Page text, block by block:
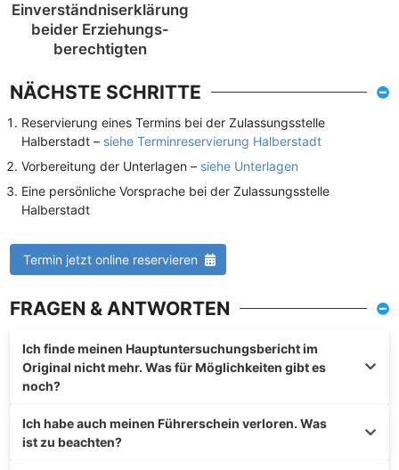
Einverständnis­erklärung
beider Erziehungs­
berechtigten
NÄCHSTE SCHRITTE
Reservierung eines Termins bei der Zulassungsstelle
Halberstadt – siehe Terminreservierung Halberstadt
Vorbereitung der Unterlagen – siehe Unterlagen
Eine persönliche Vorsprache bei der Zulassungsstelle
Halberstadt
Termin jetzt online reservieren
FRAGEN & ANTWORTEN
Ich finde meinen Hauptuntersuchungsbericht im
Original nicht mehr. Was für Möglichkeiten gibt es
noch?
Ich habe auch meinen Führerschein verloren. Was
ist zu beachten?